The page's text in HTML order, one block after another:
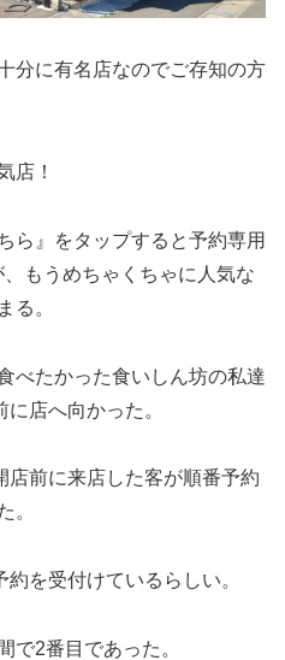
に有名店なのでご存知の方
店！
ら』をタップすると予約専用
もうめちゃくちゃに人気な
る。
べたかった食いしん坊の私達
店へ向かった。
店前に来店した客が順番予約
。
を受付けているらしい。
で2番目であった。